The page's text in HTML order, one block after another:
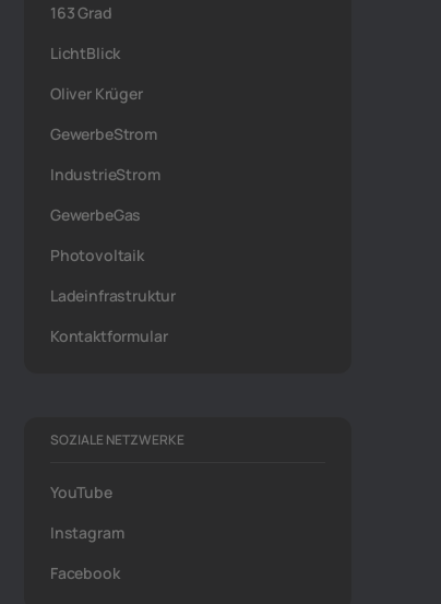
163 Grad
LichtBlick
Oliver Krüger
GewerbeStrom
IndustrieStrom
GewerbeGas
Photovoltaik
Ladeinfrastruktur
Kontaktformular
SOZIALE NETZWERKE
YouTube
Instagram
Facebook